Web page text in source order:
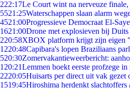
222:17Le Court wint na nerveuze finale,
5521:25Waterschappen slaan alarm
4521:00Progressieve Democraat El-
1621:00Drone met explosieven bij
220:58XBOX platform krijgt zijn eigen
1220:48Capibara's lopen Braziliaans
520:30Zomervakantieweerbericht:
1 20:21Lemmen boekt eerste profzege
2220:05Huisarts per direct uit vak
1519:45Hiroshima herdenkt slachtoffers